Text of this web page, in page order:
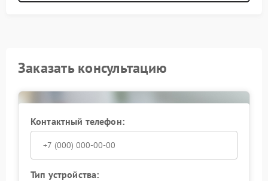
Заказать консультацию
Контактный телефон:
Тип устройства: